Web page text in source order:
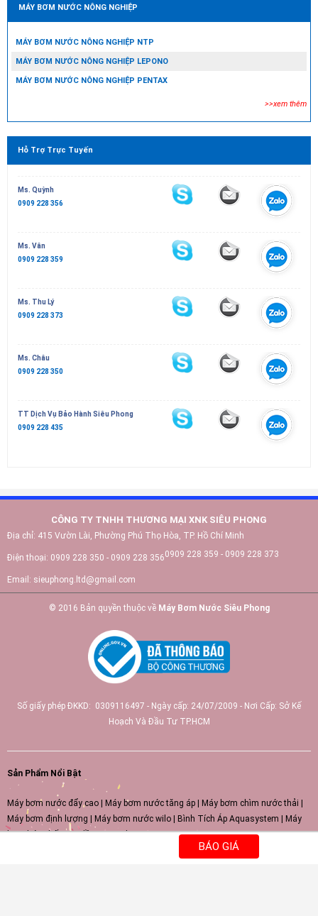
BÁO GIÁ
MÁY BƠM NƯỚC NÔNG NGHIỆP
MÁY BƠM NƯỚC NÔNG NGHIỆP NTP
MÁY BƠM NƯỚC NÔNG NGHIỆP LEPONO
MÁY BƠM NƯỚC NÔNG NGHIỆP PENTAX
>>xem thêm
Hỗ Trợ Trực Tuyến
Ms. Quỳnh
0909 228 356
Ms. Vân
0909 228 359
Ms. Thu Lý
0909 228 373
Ms. Châu
0909 228 350
TT Dịch Vụ Bảo Hành Siêu Phong
0909 228 435
CÔNG TY TNHH THƯƠNG MẠI XNK SIÊU PHONG
Địa chỉ: 415 Vườn Lài, Phường Phú Thọ Hòa, TP. Hồ Chí Minh
Điện thoại: 0909 228 350 - 0909 228 3560909 228 359 - 0909 228 373
Email: sieuphong.ltd@gmail.com
© 2016 Bản quyền thuộc về Máy Bơm Nước Siêu Phong
Số giấy phép ĐKKD: 0309116497 - Ngày cấp: 24/07/2009 - Nơi Cấp: Sở Kế
Hoạch Và Đầu Tư TP.HCM
Sản Phẩm Nổi Bật
Máy bơm nước đẩy cao Máy bơm nước tăng áp Máy bơm chìm nước thải
Máy bơm định lượng
Máy bơm nước wilo Bình Tích Áp Aquasystem
Máy
bơm hóa chất|Sơ đồ trang web